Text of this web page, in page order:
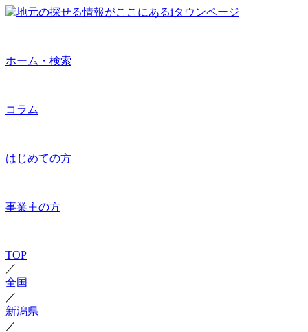
ホーム・検索
コラム
はじめての方
事業主の方
TOP
／
全国
／
新潟県
／